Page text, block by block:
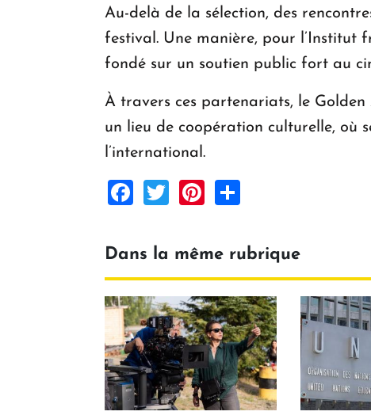
Au-delà de la sélection, des
festival. Une manière, pour l’Institut
fondé sur un soutien public fort au
À travers ces partenariats, le
un lieu de coopération culturelle, où
l’international.
Facebook
TwitterPinterest
Dans la même rubrique